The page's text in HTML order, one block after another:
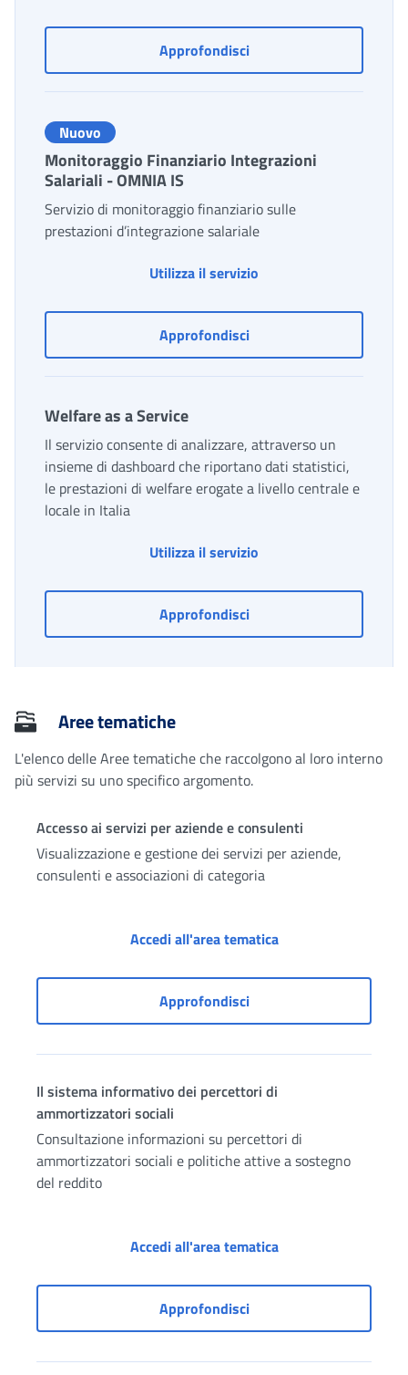
ApprofondisciElenchi lavoratori
Nuovo
Monitoraggio Finanziario Integrazioni
Salariali - OMNIA IS
Servizio di monitoraggio finanziario sulle
prestazioni d’integrazione salariale
Utilizza il servizio
ApprofondisciMonitoraggio
Welfare as a Service
Il servizio consente di analizzare, attraverso un
insieme di dashboard che riportano dati statistici,
le prestazioni di welfare erogate a livello centrale e
locale in Italia
Utilizza il servizio
ApprofondisciWelfare as a Service
Aree tematiche
L'elenco delle Aree tematiche che raccolgono al loro interno
più servizi su uno specifico argomento.
Accesso ai servizi per aziende e consulenti
Visualizzazione e gestione dei servizi per aziende,
consulenti e associazioni di categoria
Accedi all'area tematicaAccesso ai servizi
ApprofondisciAccesso ai servizi per
Il sistema informativo dei percettori di
ammortizzatori sociali
Consultazione informazioni su percettori di
ammortizzatori sociali e politiche attive a sostegno
del reddito
Accedi all'area tematicaIl sistema
ApprofondisciIl sistema informativo